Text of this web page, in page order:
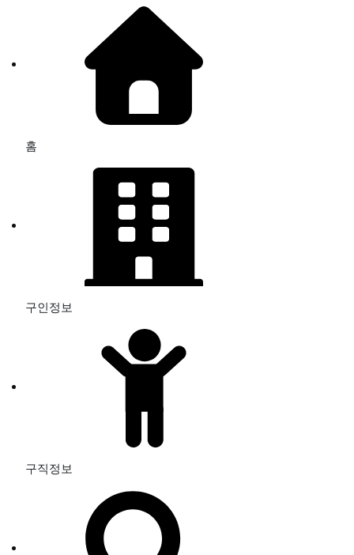
홈
구인정보
구직정보